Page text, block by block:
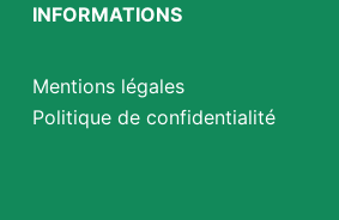
INFORMATIONS
Mentions légales
Politique de confidentialité